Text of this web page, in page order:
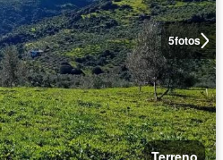
5fotos
Terreno